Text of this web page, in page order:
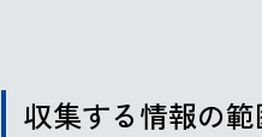
収集する情報の範